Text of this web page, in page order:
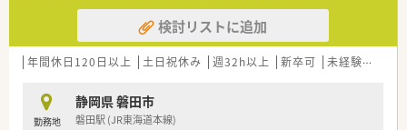
検討リストに追加
年間休日120日以上 土日祝休み 週32h以上 新卒可 未経験可
勤務地
静岡県 磐田市
磐田駅 (JR東海道本線)